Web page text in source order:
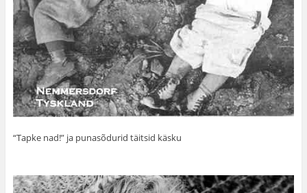
“Tapke nad!” ja punasõdurid täitsid käsku